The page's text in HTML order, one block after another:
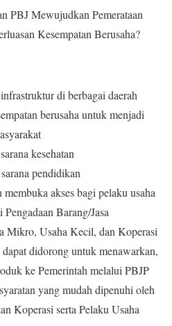
PBJ Mewujudkan Pemerataan
Kesempatan Berusaha?
di berbagai daerah
berusaha untuk menjadi
kesehatan
pendidikan
akses bagi pelaku usaha
Barang/Jasa
Mikro, Usaha Kecil, dan Koperasi
didorong untuk menawarkan,
ke Pemerintah melalui PBJP
yang mudah dipenuhi oleh
Koperasi serta Pelaku Usaha